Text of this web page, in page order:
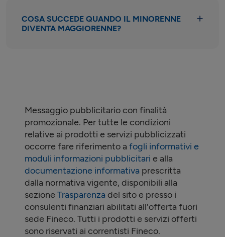
COSA SUCCEDE QUANDO IL MINORENNE
DIVENTA MAGGIORENNE?
Messaggio pubblicitario con finalità
promozionale. Per tutte le condizioni
relative ai prodotti e servizi pubblicizzati
occorre fare riferimento afogli informativi e
moduli informazioni pubblicitari e alla
documentazione informativa prescritta
dalla normativa vigente, disponibili alla
sezioneTrasparenza del sito e presso i
consulenti finanziari abilitati all'offerta fuori
sede Fineco. Tutti i prodotti e servizi offerti
sono riservati ai correntisti Fineco.